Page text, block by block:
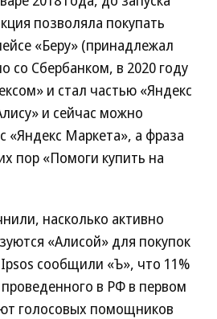
позволяла покупать
«Беру» (принадлежал
со Сбербанком, в 2020 году
и стал частью «Яндекс
и сейчас можно
«Яндекс Маркета», а фраза
пор «Помоги купить на
насколько активно
«Алисой» для покупок
сообщили «Ъ», что 11%
в РФ в первом
голосовых помощников